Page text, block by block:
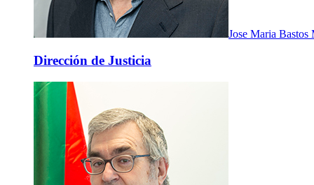
Jose Maria Bastos
Dirección de Justicia